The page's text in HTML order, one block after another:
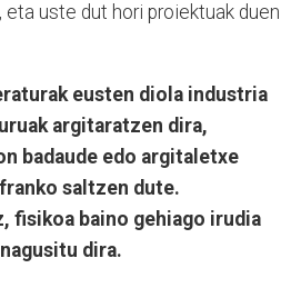
eta uste dut hori proiektuak duen
eusten diola industria
argitaratzen dira,
badaude edo argitaletxe
saltzen dute.
fisikoa baino gehiago irudia
dira.